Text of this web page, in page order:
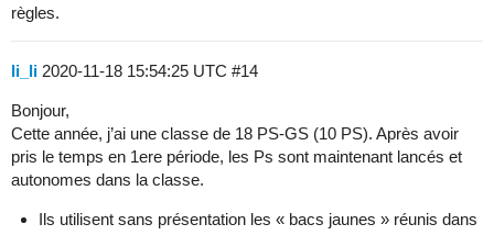
règles.
li_li 2020-11-18 15:54:25 UTC #14
Bonjour,
Cette année, j’ai une classe de 18 PS-GS (10 PS). Après avoir
pris le temps en 1ere période, les Ps sont maintenant lancés et
autonomes dans la classe.
Ils utilisent sans présentation les « bacs jaunes » réunis dans